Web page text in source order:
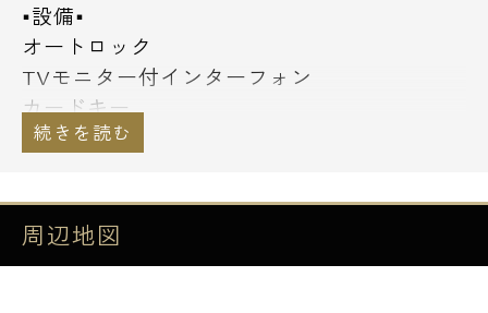
■設備■
オートロック
TVモニター付インターフォン
カードキー
防犯カメラ
防犯センサー(２階のみ)
宅配ボックス
エレベーター
周辺地図